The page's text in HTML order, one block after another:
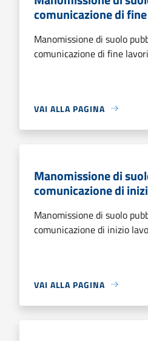
comunicazione di
Manomissione di suolo
comunicazione di fine lavori
VAI ALLA PAGINA
Manomissione di
comunicazione di
Manomissione di suolo
comunicazione di inizio
VAI ALLA PAGINA